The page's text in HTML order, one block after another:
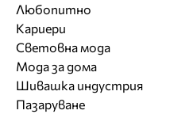
Любопитно
Кариери
Световна мода
Мода за дома
Шивашка индустрия
Пазаруване